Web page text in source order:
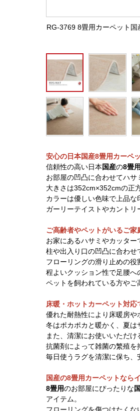
RG-3769 8畳用カーペット
安心の日本国産8畳用カーペ
信頼性の高い日本国産の8畳
お部屋の凹凸に合わせてハサ
大きさは352cm×352cmの正
カラーは優しい色味で上品な
ガーリーテイストやカントリ
ご高齢者やペットがいるご家
お家にあるハサミやカッター
柱や出入り口の凹凸に合わせ
フローリングの滑り止めの役
程よいクッション性で足腰へ
ペットを飼われている方やご
床暖・ホットカーペット対応
優れた耐熱性により床暖房や
冬はポカポカと暖かく、夏は
また、清潔にお使いいただけ
抗菌剤によって雑菌の繁殖を
毎日使うラグを清潔に保ち、
国産の8畳用カーペットなら
8畳用のお部屋にぴったりな
アイテム。
フローリングを傷つけたく